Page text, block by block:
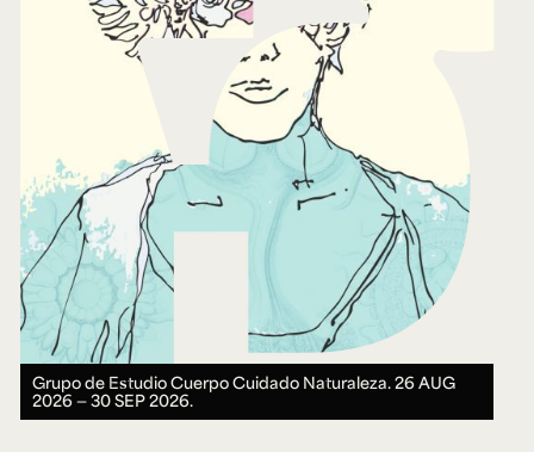
Grupo de Estudio Cuerpo Cuidado Naturaleza.26 AUG
2026 ― 30 SEP 2026.